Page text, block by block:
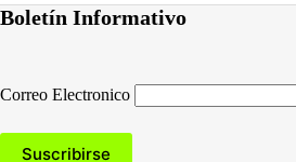
Boletín Informativo
Correo Electronico